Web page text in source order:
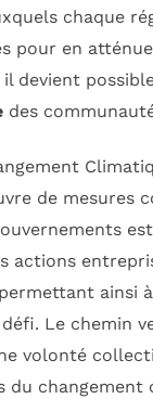
chaque
pour en
il devient
des
de mesures
actions
ainsi
Le chemin
volonté
du changement